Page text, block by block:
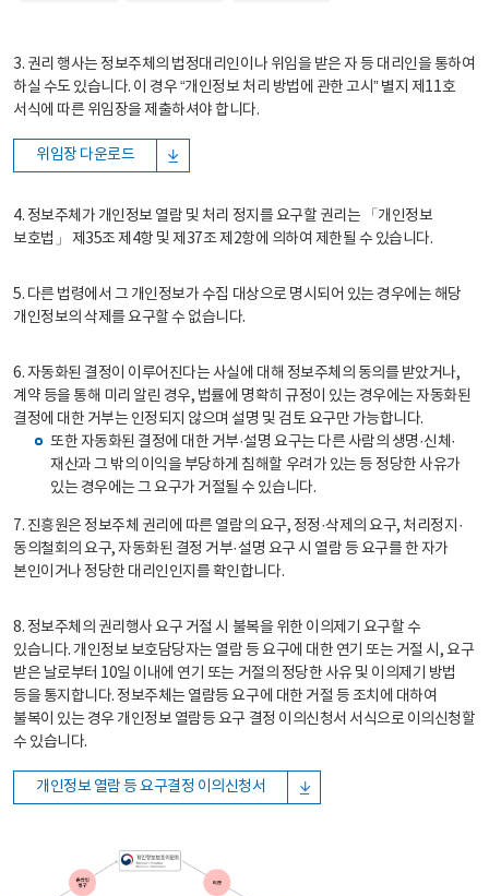
3. 권리 행사는 정보주체의 법정대리인이나 위임을 받은 자 등 대리인을 통하여
하실 수도 있습니다. 이 경우 “개인정보 처리 방법에 관한 고시” 별지 제11호
서식에 따른 위임장을 제출하셔야 합니다.
위임장 다운로드
4. 정보주체가 개인정보 열람 및 처리 정지를 요구할 권리는 「개인정보
보호법」 제35조 제4항 및 제37조 제2항에 의하여 제한될 수 있습니다.
5. 다른 법령에서 그 개인정보가 수집 대상으로 명시되어 있는 경우에는 해당
개인정보의 삭제를 요구할 수 없습니다.
6. 자동화된 결정이 이루어진다는 사실에 대해 정보주체의 동의를 받았거나,
계약 등을 통해 미리 알린 경우, 법률에 명확히 규정이 있는 경우에는 자동화된
결정에 대한 거부는 인정되지 않으며 설명 및 검토 요구만 가능합니다.
또한 자동화된 결정에 대한 거부·설명 요구는 다른 사람의 생명·신체·
재산과 그 밖의 이익을 부당하게 침해할 우려가 있는 등 정당한 사유가
있는 경우에는 그 요구가 거절될 수 있습니다.
7. 진흥원은 정보주체 권리에 따른 열람의 요구, 정정·삭제의 요구, 처리정지·
동의철회의 요구, 자동화된 결정 거부·설명 요구 시 열람 등 요구를 한 자가
본인이거나 정당한 대리인인지를 확인합니다.
8. 정보주체의 권리행사 요구 거절 시 불복을 위한 이의제기 요구할 수
있습니다. 개인정보 보호담당자는 열람 등 요구에 대한 연기 또는 거절 시, 요구
받은 날로부터 10일 이내에 연기 또는 거절의 정당한 사유 및 이의제기 방법
등을 통지합니다. 정보주체는 열람등 요구에 대한 거절 등 조치에 대하여
불복이 있는 경우 개인정보 열람등 요구 결정 이의신청서 서식으로 이의신청할
수 있습니다.
개인정보 열람 등 요구결정 이의신청서